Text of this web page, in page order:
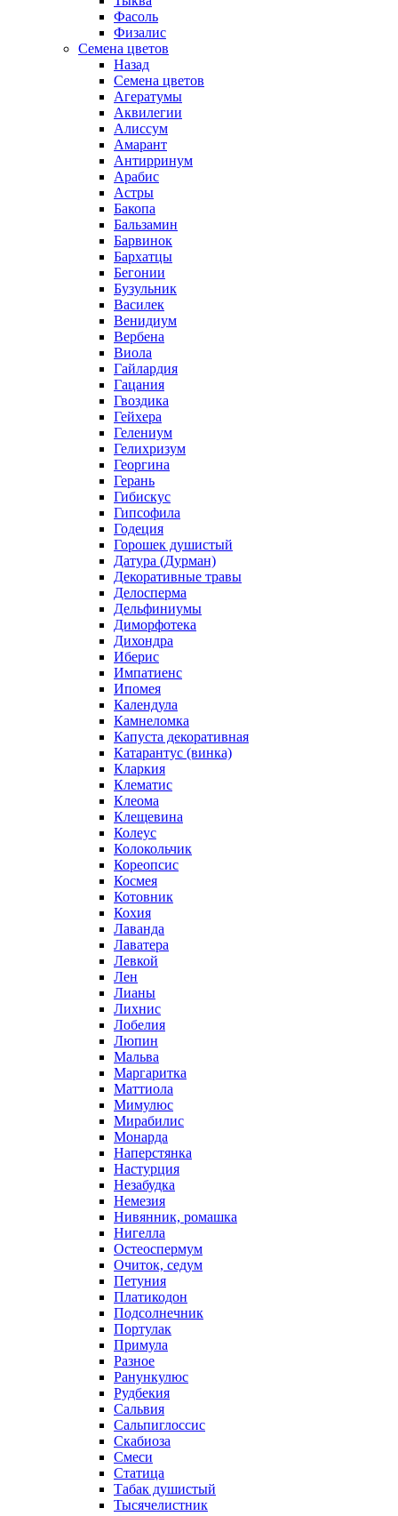
Фасоль
Физалис
Семена цветов
Назад
Семена цветов
Агератумы
Аквилегии
Алиссум
Амарант
Антирринум
Арабис
Астры
Бакопа
Бальзамин
Барвинок
Бархатцы
Бегонии
Бузульник
Василек
Венидиум
Вербена
Виола
Гайлардия
Гацания
Гвоздика
Гейхера
Гелениум
Гелихризум
Георгина
Герань
Гибискус
Гипсофила
Годеция
Горошек душистый
Датура (Дурман)
Декоративные травы
Делосперма
Дельфиниумы
Диморфотека
Дихондра
Иберис
Импатиенс
Ипомея
Календула
Камнеломка
Капуста декоративная
Катарантус (винка)
Кларкия
Клематис
Клеома
Клещевина
Колеус
Колокольчик
Кореопсис
Космея
Котовник
Кохия
Лаванда
Лаватера
Левкой
Лен
Лианы
Лихнис
Лобелия
Люпин
Мальва
Маргаритка
Маттиола
Мимулюс
Мирабилис
Монарда
Наперстянка
Настурция
Незабудка
Немезия
Нивянник, ромашка
Нигелла
Остеоспермум
Очиток, седум
Петуния
Платикодон
Подсолнечник
Портулак
Примула
Разное
Ранункулюс
Рудбекия
Сальвия
Сальпиглоссис
Скабиоза
Смеси
Статица
Табак душистый
Тысячелистник